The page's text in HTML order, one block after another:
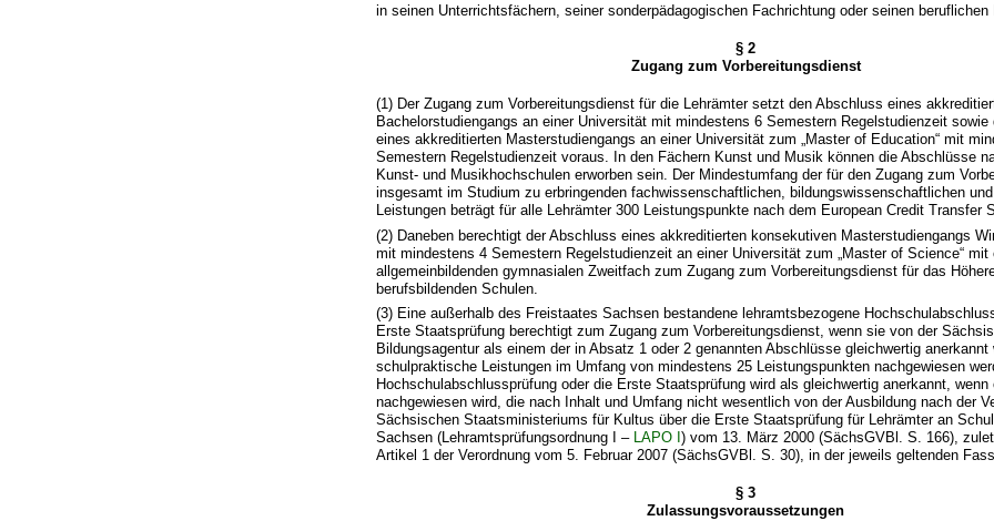
in seinen Unterrichtsfächern, seiner sonderpädagogischen Fachrichtung oder seinen beruflichen
§ 2
Zugang zum Vorbereitungsdienst
(1) Der Zugang zum Vorbereitungsdienst für die Lehrämter setzt den Abschluss eines
Bachelorstudiengangs an einer Universität mit mindestens 6 Semestern Regelstudienzeit sowie
eines akkreditierten Masterstudiengangs an einer Universität zum „Master of Education“ mit
Semestern Regelstudienzeit voraus. In den Fächern Kunst und Musik können die Abschlüsse
Kunst- und Musikhochschulen erworben sein. Der Mindestumfang der für den Zugang zum
insgesamt im Studium zu erbringenden fachwissenschaftlichen, bildungswissenschaftlichen
Leistungen beträgt für alle Lehrämter 300 Leistungspunkte nach dem European Credit Transfer
(2) Daneben berechtigt der Abschluss eines akkreditierten konsekutiven Masterstudiengangs
mit mindestens 4 Semestern Regelstudienzeit an einer Universität zum „Master of Science“ mit
allgemeinbildenden gymnasialen Zweitfach zum Zugang zum Vorbereitungsdienst für das
berufsbildenden Schulen.
(3) Eine außerhalb des Freistaates Sachsen bestandene lehramtsbezogene
Erste Staatsprüfung berechtigt zum Zugang zum Vorbereitungsdienst, wenn sie von der
Bildungsagentur als einem der in Absatz 1 oder 2 genannten Abschlüsse gleichwertig anerkannt
schulpraktische Leistungen im Umfang von mindestens 25 Leistungspunkten nachgewiesen
Hochschulabschlussprüfung oder die Erste Staatsprüfung wird als gleichwertig anerkannt, wenn
nachgewiesen wird, die nach Inhalt und Umfang nicht wesentlich von der Ausbildung nach der
Sächsischen Staatsministeriums für Kultus über die Erste Staatsprüfung für Lehrämter an
Sachsen (Lehramtsprüfungsordnung I – LAPO I) vom 13. März 2000 (SächsGVBl. S. 166),
Artikel 1 der Verordnung vom 5. Februar 2007 (SächsGVBl. S. 30), in der jeweils geltenden
§ 3
Zulassungsvoraussetzungen